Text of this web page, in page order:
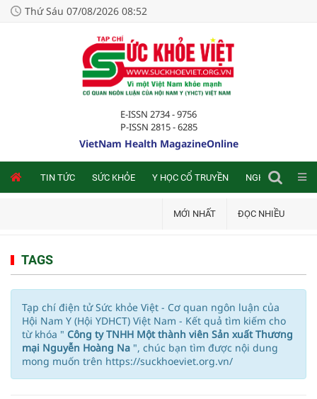
Thứ Sáu 07/08/2026 08:52
E-ISSN 2734 - 9756
P-ISSN 2815 - 6285
VietNam Health MagazineOnline
TIN TỨC SỨC KHỎE Y HỌC CỔ TRUYỀN NGHIÊN CỨU
MỚI NHẤT ĐỌC NHIỀU
TAGS
Tạp chí điện tử Sức khỏe Việt - Cơ quan ngôn luận của
Hội Nam Y (Hội YDHCT) Việt Nam - Kết quả tìm kiếm cho
từ khóa " Công ty TNHH Một thành viên Sản xuất Thương
mại Nguyễn Hoàng Na ", chúc bạn tìm được nội dung
mong muốn trên https://suckhoeviet.org.vn/